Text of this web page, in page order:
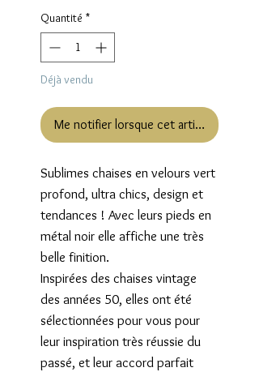
Quantité *
Déjà vendu
Me notifier lorsque cet article est
Sublimes chaises en velours vert
profond, ultra chics, design et
tendances ! Avec leurs pieds en
métal noir elle affiche une très
belle finition.
Inspirées des chaises vintage
des années 50, elles ont été
sélectionnées pour vous pour
leur inspiration très réussie du
passé, et leur accord parfait